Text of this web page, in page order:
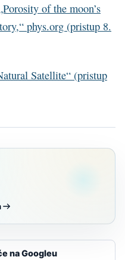
of the moon’s
phys.org (pristup 8.
Satellite“ (pristup
na Googleu